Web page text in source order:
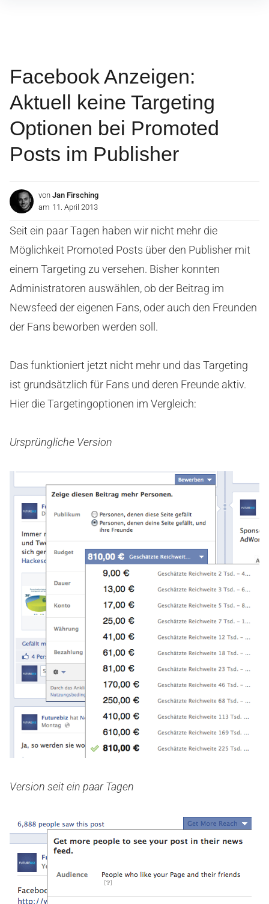
Facebook Anzeigen:
Aktuell keine Targeting
Optionen bei Promoted
Posts im Publisher
von Jan Firsching
am 11. April 2013
Seit ein paar Tagen haben wir nicht mehr die
Möglichkeit Promoted Posts über den Publisher mit
einem Targeting zu versehen. Bisher konnten
Administratoren auswählen, ob der Beitrag im
Newsfeed der eigenen Fans, oder auch den Freunden
der Fans beworben werden soll.
Das funktioniert jetzt nicht mehr und das Targeting
ist grundsätzlich für Fans und deren Freunde aktiv.
Hier die Targetingoptionen im Vergleich:
Ursprüngliche Version
Version seit ein paar Tagen